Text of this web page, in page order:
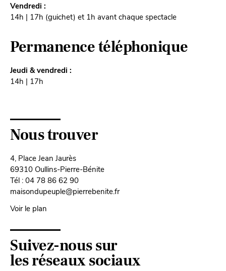
Vendredi :
14h | 17h (guichet) et 1h avant chaque spectacle
Permanence téléphonique
Jeudi & vendredi :
14h | 17h
Nous trouver
4, Place Jean Jaurès
69310 Oullins-Pierre-Bénite
Tél : 04 78 86 62 90
maisondupeuple@pierrebenite.fr
Voir le plan
Suivez-nous sur
les réseaux sociaux